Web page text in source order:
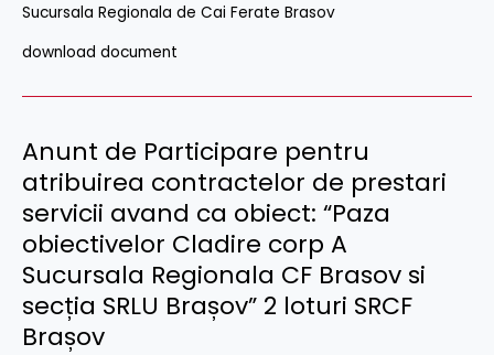
Sucursala Regionala de Cai Ferate Brasov
download document
Anunt de Participare pentru
atribuirea contractelor de prestari
servicii avand ca obiect: “Paza
obiectivelor Cladire corp A
Sucursala Regionala CF Brasov si
secția SRLU Brașov” 2 loturi SRCF
Brașov